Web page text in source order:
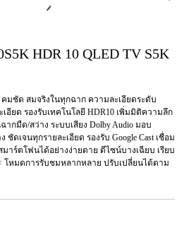
HDR 10 QLED TV S5K
มชัด สมจริงในทุกฉาก ความละเอียดระดับ
อียด รองรับเทคโนโลยี HDR10 เพิ่มมิติความลึก
ากมืด/สว่าง ระบบเสียง Dolby Audio มอบ
ดเจนทุกรายละเอียด รองรับ Google Cast เชื่อม
าร์ตโฟนได้อย่างง่ายดาย ดีไซน์บางเฉียบ เรียบ
โหมดการรับชมหลากหลาย ปรับเปลี่ยนได้ตาม